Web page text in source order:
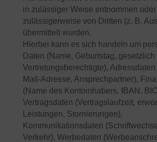
in zulässiger Weise entnommen
zulässigerweise von Dritten (z. B.
übermittelt wurden.
Hierbei kann es sich handeln um
Daten (Name, Geburtstag, gesetzlich
Vertretungsberechtigte),
Mail-Adresse, Ansprechpartner),
(Name des Kontoinhabers, IBAN,
Vertragsdaten (Vertragslaufzeit,
Leistungen, Stornierungen),
Kommunikationsdaten
Verkehr), Werbedaten